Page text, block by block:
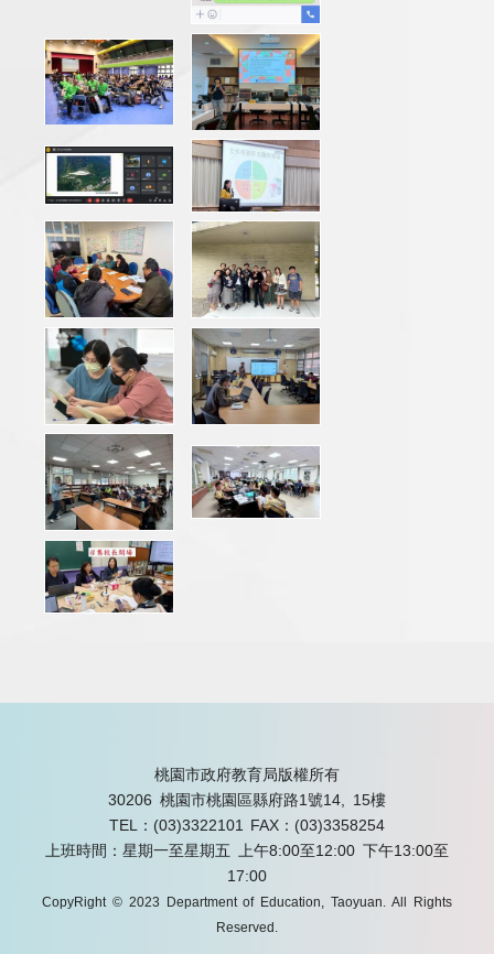
桃園市政府教育局版權所有
30206 桃園市桃園區縣府路1號14, 15樓
TEL：(03)3322101
FAX：(03)3358254
上班時間：星期一至星期五 上午8:00至12:00 下午13:00至
17:00
CopyRight © 2023 Department of Education, Taoyuan. All Rights
Reserved.